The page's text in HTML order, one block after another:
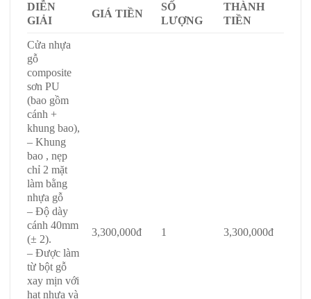
DIỄN
GIẢI
GIÁ TIỀN
SỐ
LƯỢNG
THÀNH
TIỀN
Cửa nhựa
gỗ
composite
sơn PU
(bao gồm
cánh +
khung bao),
– Khung
bao , nẹp
chỉ 2 mặt
làm bằng
nhựa gỗ
– Độ dày
cánh 40mm
(± 2).
– Được làm
từ bột gỗ
xay mịn với
hạt nhựa và
3,300,000đ 1 3,300,000đ